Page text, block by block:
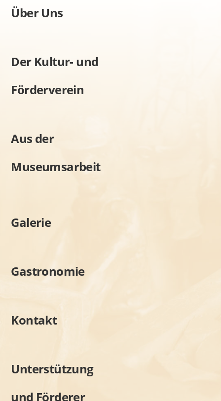
Über Uns
Der Kultur- und
Förderverein
Aus der
Museumsarbeit
Galerie
Gastronomie
Kontakt
Unterstützung
und Förderer